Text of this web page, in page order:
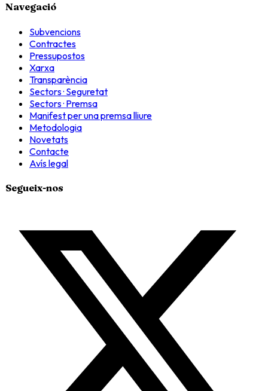
Navegació
Subvencions
Contractes
Pressupostos
Xarxa
Transparència
Sectors · Seguretat
Sectors · Premsa
Manifest per una premsa lliure
Metodologia
Novetats
Contacte
Avís legal
Segueix-nos